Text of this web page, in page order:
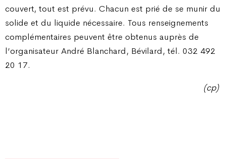
couvert, tout est prévu. Chacun est prié de se munir du
solide et du liquide nécessaire. Tous renseignements
complémentaires peuvent être obtenus auprès de
l’organisateur André Blanchard, Bévilard, tél. 032 492
20 17.
(cp)